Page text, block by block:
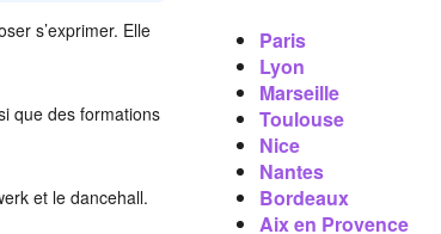
s’exprimer. Elle
que des formations
et le dancehall.
Paris
Lyon
Marseille
Toulouse
Nice
Nantes
Bordeaux
Aix en Provence